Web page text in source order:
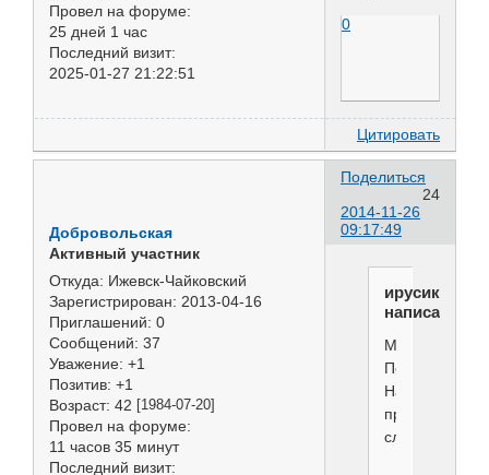
Провел на форуме:
25 дней 1 час
Последний визит:
2025-01-27 21:22:51
0
Цитировать
Поделиться
24
2014-11-26
09:17:49
Добровольская
Активный участник
Откуда: Ижевск-Чайковский
Зарегистрирован: 2013-04-16
Приглашений: 0
Сообщений: 37
Уважение: +1
Позитив: +1
Возраст: 42 [1984-07-20]
Провел на форуме:
11 часов 35 минут
Последний визит:
ирусик
написал(а):
Молодцы!
Поздравляю!
Надеемся
продолжение
следует....